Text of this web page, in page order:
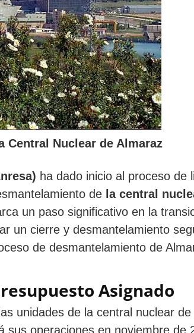
Central Nuclear de Almaraz
ha dado inicio al proceso de
de la central
un paso significativo en la
un cierre y desmantelamiento
de desmantelamiento de
Asignado
unidades de la central nuclear de
sus operaciones en noviembre de